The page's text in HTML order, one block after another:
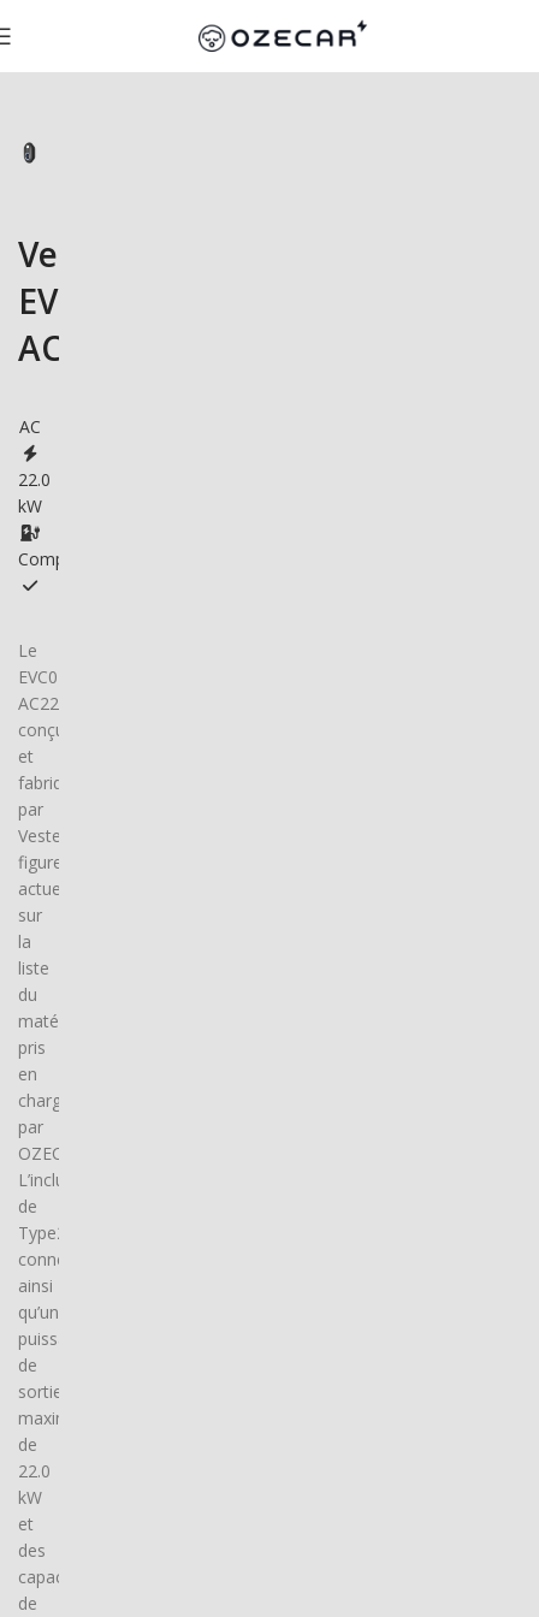
Vestel
EVC04-
AC22SW
AC
22.0
kW
Compatible
Le
EVC04-
AC22SW,
conçu
et
fabriqué
par
Vestel,
figure
actuellement
sur
la
liste
du
matériel
pris
en
charge
par
OZECAR.
L’inclusion
de
Type2
connector(s),
ainsi
qu’une
puissance
de
sortie
maximale
de
22.0
kW
et
des
capacités
de